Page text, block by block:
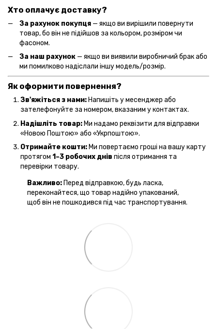
Хто оплачує доставку?
За рахунок покупця — якщо ви вирішили повернути
товар, бо він не підійшов за кольором, розміром чи
фасоном.
За наш рахунок — якщо ви виявили виробничий брак або
ми помилково надіслали іншу модель/розмір.
Як оформити повернення?
Зв'яжіться з нами: Напишіть у месенджер або
зателефонуйте за номером, вказаним у контактах.
Надішліть товар: Ми надамо реквізити для відправки
«Новою Поштою» або «Укрпоштою».
Отримайте кошти: Ми повертаємо гроші на вашу карту
протягом 1–3 робочих днів після отримання та
перевірки товару.
Важливо: Перед відправкою, будь ласка,
переконайтеся, що товар надійно упакований,
щоб він не пошкодився під час транспортування.